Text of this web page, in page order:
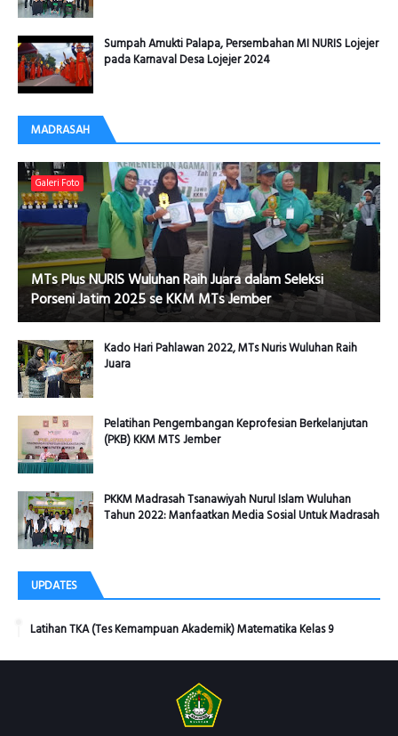
Sumpah Amukti Palapa, Persembahan MI NURIS Lojejer
pada Karnaval Desa Lojejer 2024
MADRASAH
Galeri Foto
MTs Plus NURIS Wuluhan Raih Juara dalam Seleksi
Porseni Jatim 2025 se KKM MTs Jember
Kado Hari Pahlawan 2022, MTs Nuris Wuluhan Raih
Juara
Pelatihan Pengembangan Keprofesian Berkelanjutan
(PKB) KKM MTS Jember
PKKM Madrasah Tsanawiyah Nurul Islam Wuluhan
Tahun 2022: Manfaatkan Media Sosial Untuk Madrasah
UPDATES
Latihan TKA (Tes Kemampuan Akademik) Matematika Kelas 9